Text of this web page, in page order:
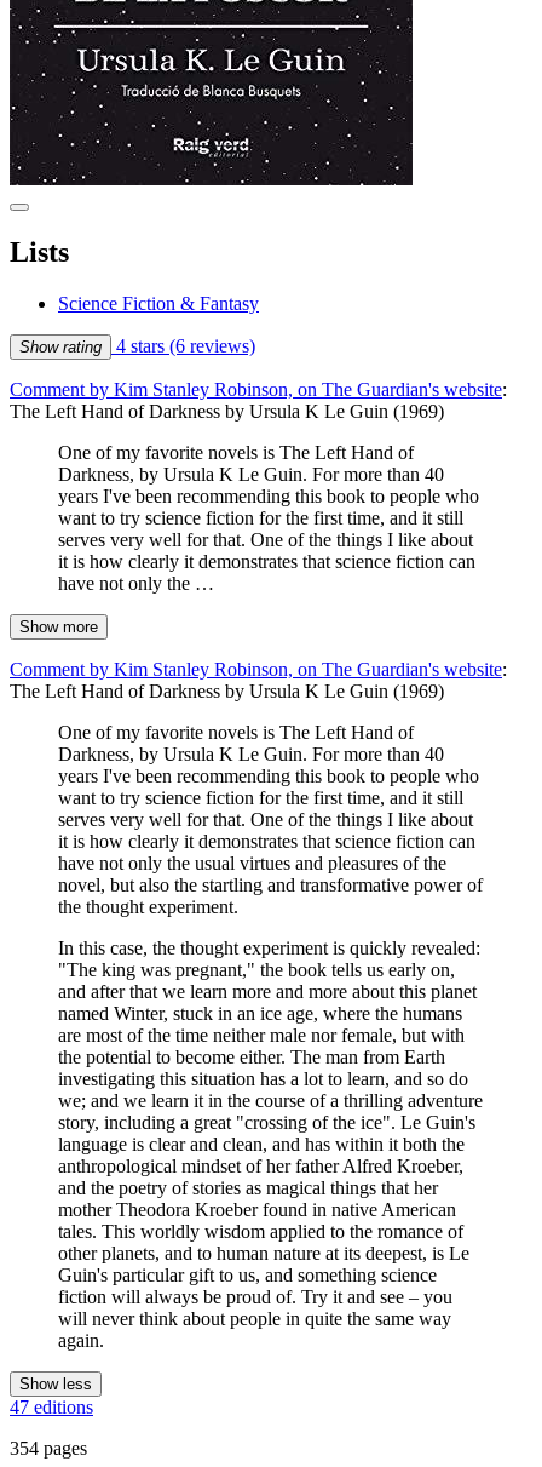
Lists
Science Fiction & Fantasy
Show rating 4 stars (6 reviews)
Comment by Kim Stanley Robinson, on The Guardian's website:
The Left Hand of Darkness by Ursula K Le Guin (1969)
One of my favorite novels is The Left Hand of
Darkness, by Ursula K Le Guin. For more than 40
years I've been recommending this book to people who
want to try science fiction for the first time, and it still
serves very well for that. One of the things I like about
it is how clearly it demonstrates that science fiction can
have not only the …
Show more
Comment by Kim Stanley Robinson, on The Guardian's website:
The Left Hand of Darkness by Ursula K Le Guin (1969)
One of my favorite novels is The Left Hand of
Darkness, by Ursula K Le Guin. For more than 40
years I've been recommending this book to people who
want to try science fiction for the first time, and it still
serves very well for that. One of the things I like about
it is how clearly it demonstrates that science fiction can
have not only the usual virtues and pleasures of the
novel, but also the startling and transformative power of
the thought experiment.
In this case, the thought experiment is quickly revealed:
"The king was pregnant," the book tells us early on,
and after that we learn more and more about this planet
named Winter, stuck in an ice age, where the humans
are most of the time neither male nor female, but with
the potential to become either. The man from Earth
investigating this situation has a lot to learn, and so do
we; and we learn it in the course of a thrilling adventure
story, including a great "crossing of the ice". Le Guin's
language is clear and clean, and has within it both the
anthropological mindset of her father Alfred Kroeber,
and the poetry of stories as magical things that her
mother Theodora Kroeber found in native American
tales. This worldly wisdom applied to the romance of
other planets, and to human nature at its deepest, is Le
Guin's particular gift to us, and something science
fiction will always be proud of. Try it and see – you
will never think about people in quite the same way
again.
Show less
47 editions
354 pages